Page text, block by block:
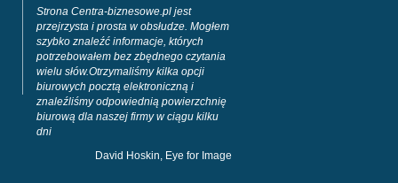
Strona Centra-biznesowe.pl jest
przejrzysta i prosta w obsłudze. Mogłem
szybko znaleźć informacje, których
potrzebowałem bez zbędnego czytania
wielu słów.Otrzymaliśmy kilka opcji
biurowych pocztą elektroniczną i
znaleźliśmy odpowiednią powierzchnię
biurową dla naszej firmy w ciągu kilku
dni
David Hoskin, Eye for Image